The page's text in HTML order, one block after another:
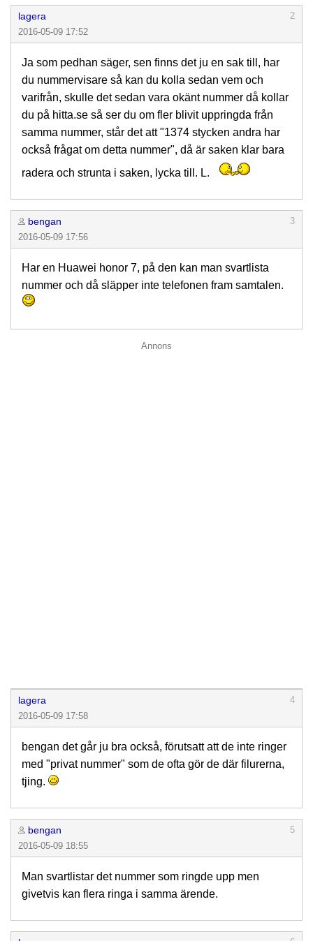
lagera
2
2016-05-09 17:52
Ja som pedhan säger, sen finns det ju en sak till, har
du nummervisare så kan du kolla sedan vem och
varifrån, skulle det sedan vara okänt nummer då kollar
du på hitta.se så ser du om fler blivit uppringda från
samma nummer, står det att "1374 stycken andra har
också frågat om detta nummer", då är saken klar bara
radera och strunta i saken, lycka till. L.
bengan
3
2016-05-09 17:56
Har en Huawei honor 7, på den kan man svartlista
nummer och då släpper inte telefonen fram samtalen.
Annons
lagera
4
2016-05-09 17:58
bengan det går ju bra också, förutsatt att de inte ringer
med "privat nummer" som de ofta gör de där filurerna,
tjing.
bengan
5
2016-05-09 18:55
Man svartlistar det nummer som ringde upp men
givetvis kan flera ringa i samma ärende.